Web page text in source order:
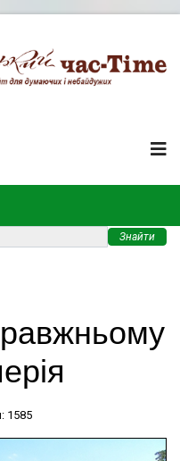
Знайти
1585